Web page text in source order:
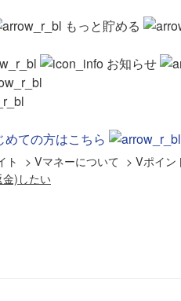
もっと貯める
お知らせ
めての方はこちら
ト > Vマネーについて > Vポイン
)したい